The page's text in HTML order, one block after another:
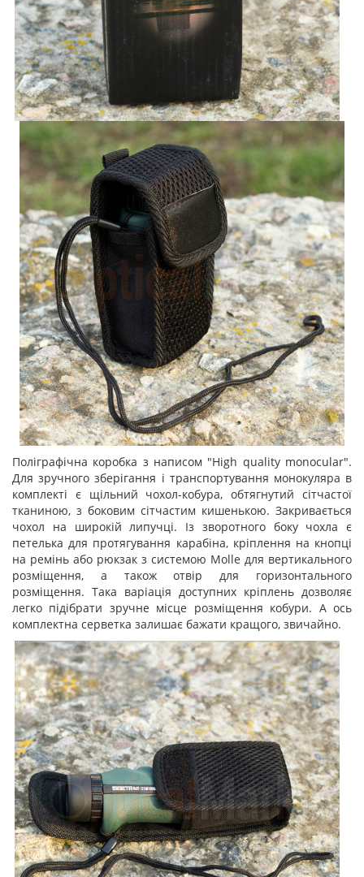
Поліграфічна коробка з написом "High quality monocular".
Для зручного зберігання і транспортування монокуляра в
комплекті є щільний чохол-кобура, обтягнутий сітчастої
тканиною, з боковим сітчастим кишенькою. Закривається
чохол на широкій липучці. Із зворотного боку чохла є
петелька для протягування карабіна, кріплення на кнопці
на ремінь або рюкзак з системою Molle для вертикального
розміщення, а також отвір для горизонтального
розміщення. Така варіація доступних кріплень дозволяє
легко підібрати зручне місце розміщення кобури. А ось
комплектна серветка залишає бажати кращого, звичайно.